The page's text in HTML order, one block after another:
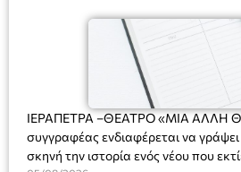
και λήψη αποφάσεων στα
ΙΕΡΑΠΕΤΡΑ –ΘΕΑΤΡΟ «ΜΙΑ ΑΛΛΗ
συγγραφέας ενδιαφέρεται να
σκηνή την ιστορία ενός νέου που